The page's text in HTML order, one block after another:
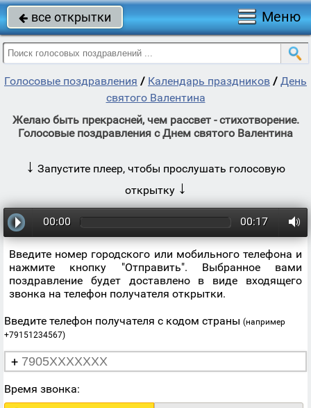
 все открытки Меню
Голосовые поздравления / Календарь праздников / День
святого Валентина
Желаю быть прекрасней, чем рассвет - стихотворение.
Голосовые поздравления с Днем святого Валентина
↓ Запустите плеер, чтобы прослушать голосовую
открытку ↓
00:00 00:17
Введите номер городского или мобильного телефона и
нажмите кнопку "Отправить". Выбранное вами
поздравление будет доставлено в виде входящего
звонка на телефон получателя открытки.
Введите телефон получателя с кодом страны (например
+79151234567)
+
Время звонка: